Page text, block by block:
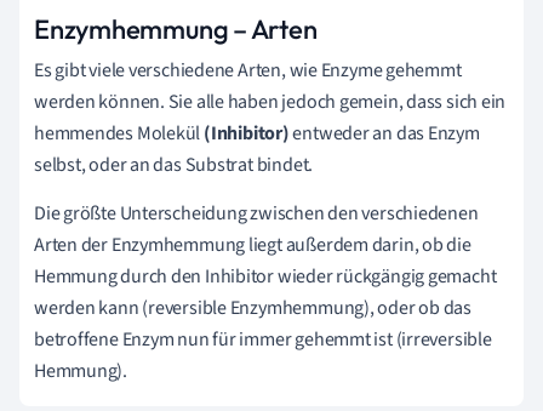
Enzymhemmung – Arten
Es gibt viele verschiedene Arten, wie Enzyme gehemmt
werden können. Sie alle haben jedoch gemein, dass sich ein
hemmendes Molekül(Inhibitor)entweder an das Enzym
selbst, oder an das Substrat bindet.
Die größte Unterscheidung zwischen den verschiedenen
Arten der Enzymhemmung liegt außerdem darin, ob die
Hemmung durch den Inhibitor wieder rückgängig gemacht
werden kann (reversible Enzymhemmung), oder ob das
betroffene Enzym nun für immer gehemmt ist (irreversible
Hemmung).